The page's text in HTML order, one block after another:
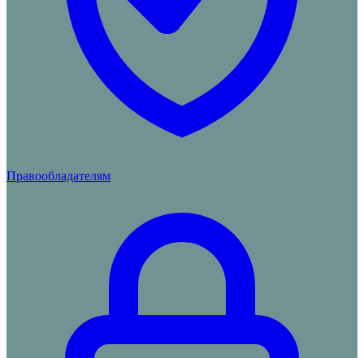
Правообладателям